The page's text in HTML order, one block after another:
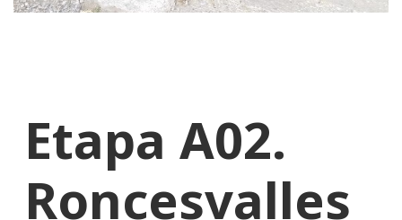
Etapa A02.
Roncesvalles